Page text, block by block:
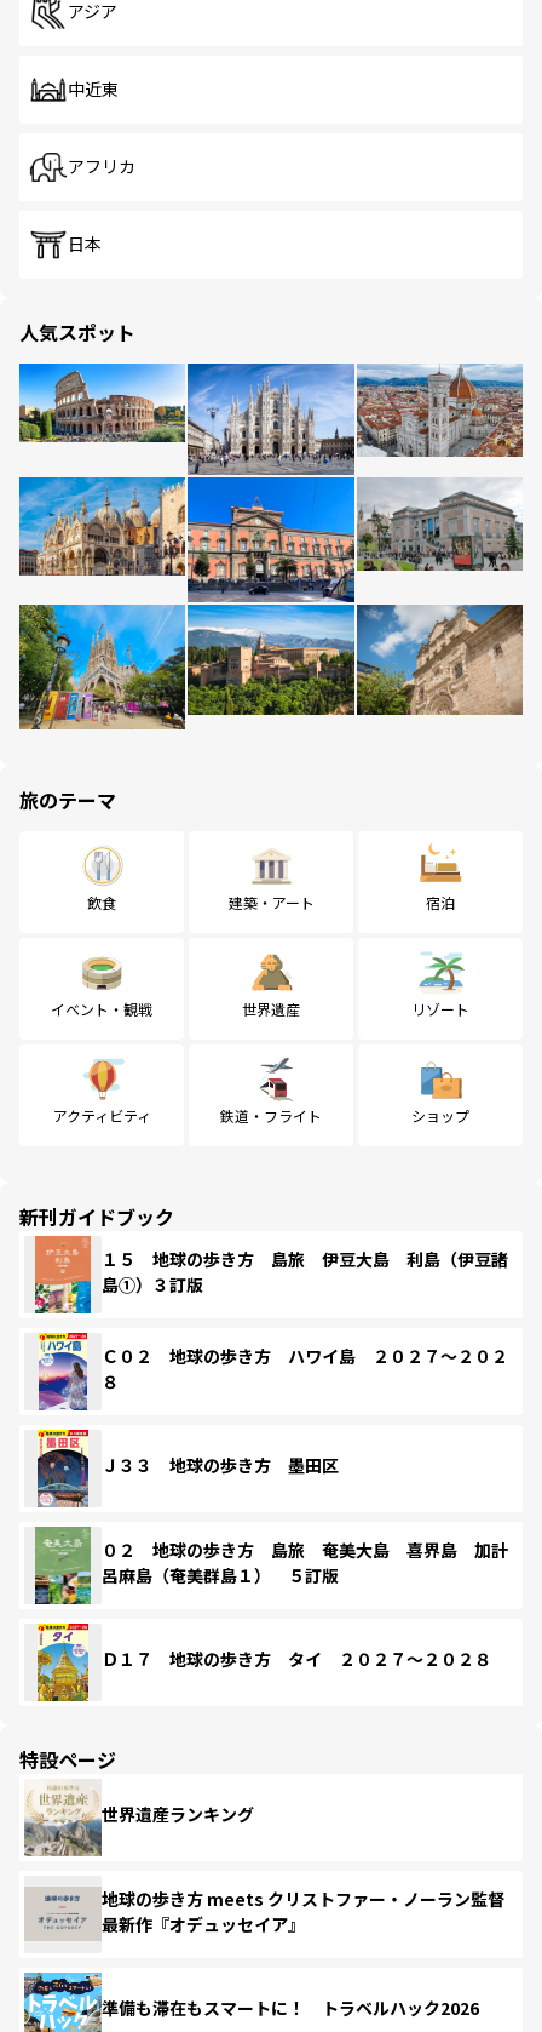
アジア
中近東
アフリカ
日本
人気スポット
旅のテーマ
飲食 建築・アート 宿泊
イベント・観戦 世界遺産 リゾート
アクティビティ 鉄道・フライト ショップ
新刊ガイドブック
１５ 地球の歩き方 島旅 伊豆大島 利島（伊豆諸
島①）３訂版
Ｃ０２ 地球の歩き方 ハワイ島 ２０２７～２０２
８
Ｊ３３ 地球の歩き方 墨田区
０２ 地球の歩き方 島旅 奄美大島 喜界島 加計
呂麻島（奄美群島１） ５訂版
Ｄ１７ 地球の歩き方 タイ ２０２７～２０２８
特設ページ
世界遺産ランキング
地球の歩き方 meets クリストファー・ノーラン監督
最新作『オデュッセイア』
準備も滞在もスマートに！ トラベルハック2026